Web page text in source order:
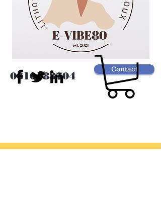
0610183704
Contact